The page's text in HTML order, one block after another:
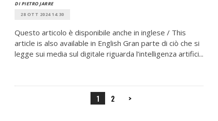
DI PIETRO JARRE
28 OTT 2024 14:30
Questo articolo è disponibile anche in inglese / This
article is also available in English Gran parte di ciò che si
legge sui media sul digitale riguarda l’intelligenza artifici...
1 2 >